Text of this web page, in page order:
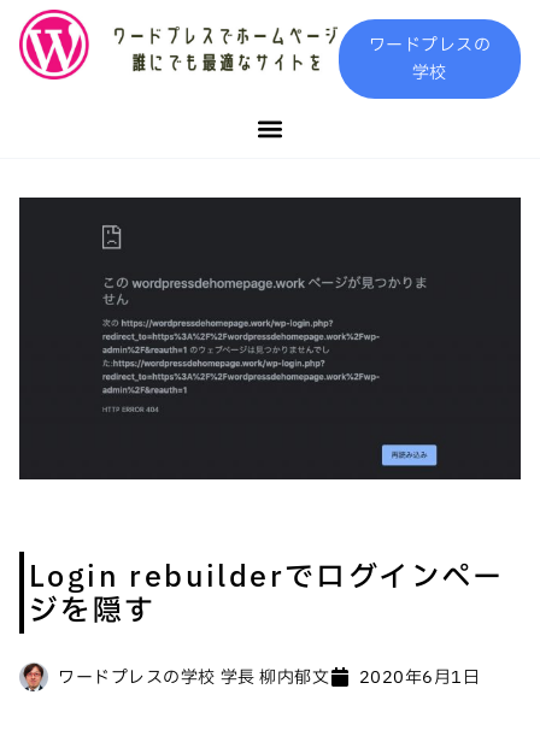
ワードプレスの
学校
Login rebuilderでログインペー
ジを隠す
ワードプレスの学校 学長 柳内郁文 2020年6月1日